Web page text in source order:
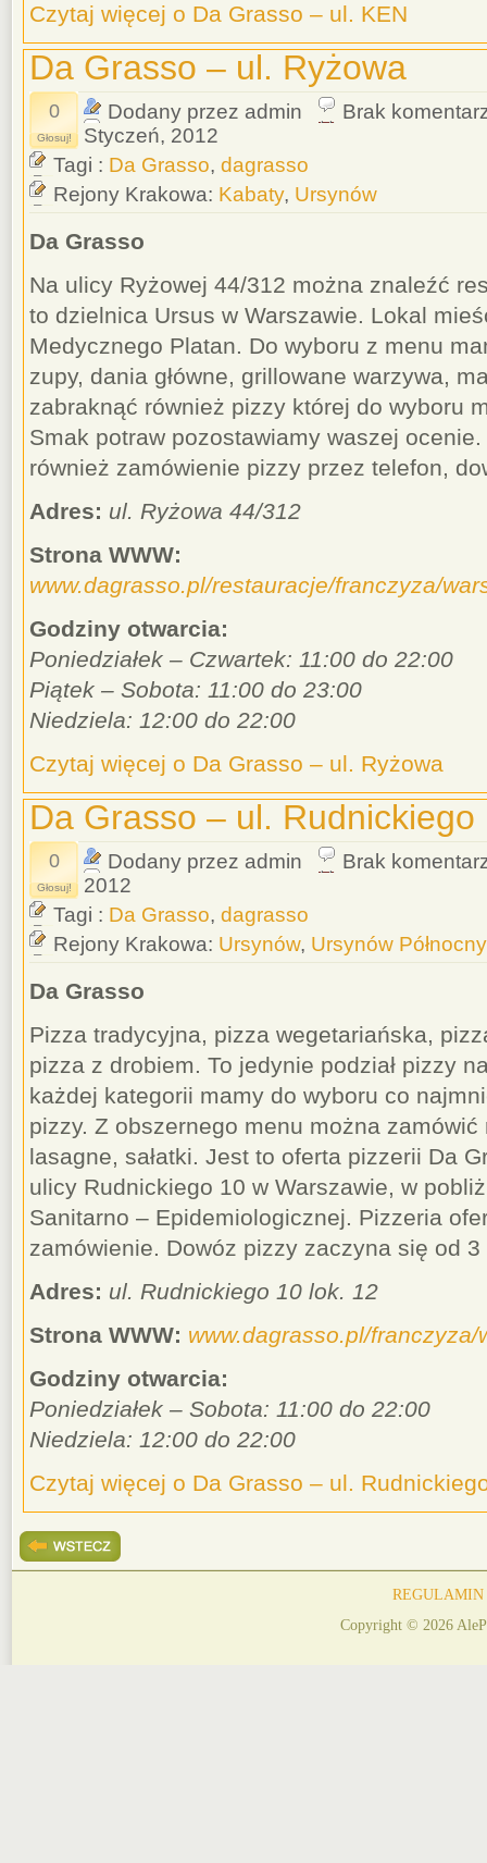
Czytaj więcej o Da Grasso – ul. KEN
Da Grasso – ul. Ryżowa
0
Głosuj!
Dodany przez admin
Brak
Styczeń, 2012
Tagi : Da Grasso, dagrasso
Rejony Krakowa: Kabaty, Ursynów
Da Grasso
Na ulicy Ryżowej 44/312 można znaleźć
to dzielnica Ursus w Warszawie. Lokal
Medycznego Platan. Do wyboru z menu
zupy, dania główne, grillowane warzywa,
zabraknąć również pizzy której do wyboru
Smak potraw pozostawiamy waszej
również zamówienie pizzy przez telefon,
Adres: ul. Ryżowa 44/312
Strona WWW:
www.dagrasso.pl/restauracje/franczyza/
Godziny otwarcia:
Poniedziałek – Czwartek: 11:00 do 22:00
Piątek – Sobota: 11:00 do 23:00
Niedziela: 12:00 do 22:00
Czytaj więcej o Da Grasso – ul. Ryżowa
Da Grasso – ul. Rudnickiego
0
Głosuj!
Dodany przez admin
Brak
2012
Tagi : Da Grasso, dagrasso
Rejony Krakowa: Ursynów, Ursynów Północny
Da Grasso
Pizza tradycyjna, pizza wegetariańska,
pizza z drobiem. To jedynie podział pizzy
każdej kategorii mamy do wyboru co
pizzy. Z obszernego menu można
lasagne, sałatki. Jest to oferta pizzerii Da
ulicy Rudnickiego 10 w Warszawie, w
Sanitarno – Epidemiologicznej. Pizzeria
zamówienie. Dowóz pizzy zaczyna się od 3
Adres: ul. Rudnickiego 10 lok. 12
Strona WWW: www.dagrasso.pl/
Godziny otwarcia:
Poniedziałek – Sobota: 11:00 do 22:00
Niedziela: 12:00 do 22:00
Czytaj więcej o Da Grasso – ul.
REGULAMIN
Copyright © 2026